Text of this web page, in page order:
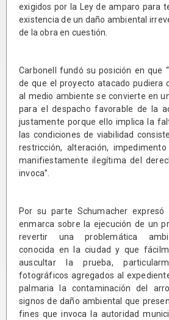
exigidos por la Ley de amparo para
existencia de un daño ambiental
de la obra en cuestión.
Carbonell fundó su posición en que
de que el proyecto atacado pudiera
al medio ambiente se convierte en
para el despacho favorable de la
justamente porque ello implica la
las condiciones de viabilidad
restricción, alteración,
manifiestamente ilegítima del
invoca”.
Por su parte Schumacher expresó
enmarca sobre la ejecución de un
revertir una problemática
conocida en la ciudad y que
auscultar la prueba,
fotográficos agregados al
palmaria la contaminación del
signos de daño ambiental que
fines que invoca la autoridad